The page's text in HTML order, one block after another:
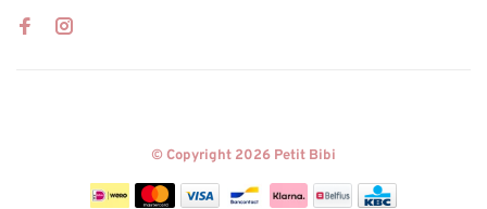
© Copyright 2026 Petit Bibi